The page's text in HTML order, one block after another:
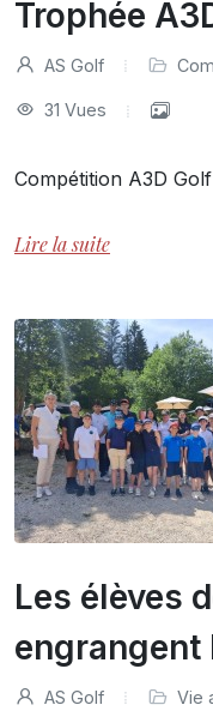
Trophée
AS Golf
31 Vues
Compétition A3D
Lire la suite
Les élèves
engrangent
AS Golf Vie